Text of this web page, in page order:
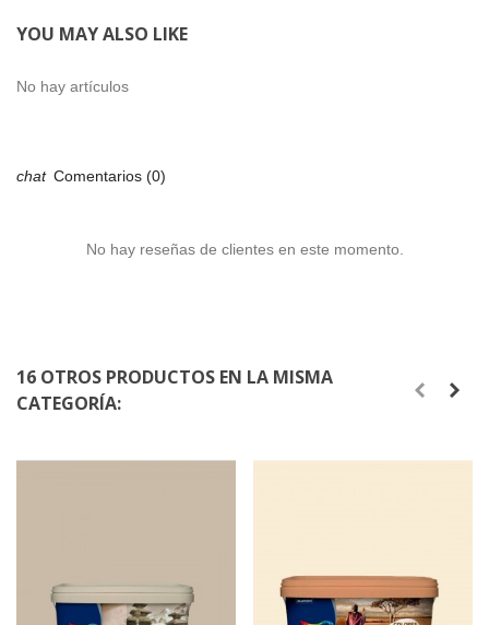
YOU MAY ALSO LIKE
No hay artículos
Comentarios (0)
No hay reseñas de clientes en este momento.
16 OTROS PRODUCTOS EN LA MISMA
CATEGORÍA: